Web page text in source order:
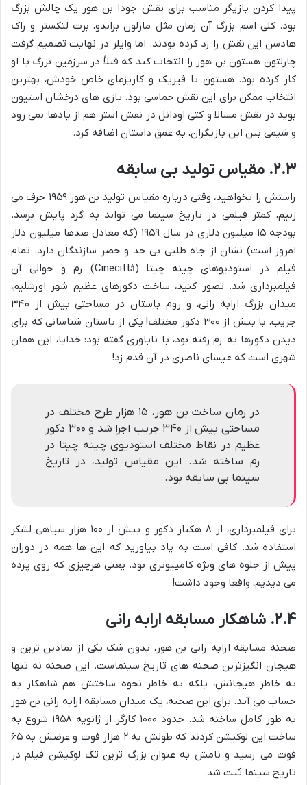
پیدا کردن بازیگر مناسب برای نقش جودا بن هور یک چالش بزرگ
بود. کلی اسم بزرگ آن زمان مثل مارلون براندو، برت لنکستر و راک
هادسن این نقش را رد کرده بودند. اما وایلر در نهایت تصمیم گرفت
چارلتون هستون بن هور را انتخاب کند که قبلاً در سرزمین بزرگ با او
کار کرده بود. هستون با فیزیک و کاریزمای خاص خودش، بهترین
انتخاب ممکن برای این نقش حماسی بود. بازی های درخشان استیون
بوید در نقش مسالا و کتی اودانل در نقش استر هم از یادها نمی رود
و شیمی بین این بازیگران، به عمق داستان اضافه کرد.
۲.۳. مقیاس تولید بی سابقه
راستش را بخواهید، وقتی درباره مقیاس تولید بن هور ۱۹۵۹ حرف می
زنیم، کمتر فیلمی در تاریخ سینما می تواند به گرد پایش برسد.
بودجه ۱۵ میلیون دلاری در سال ۱۹۵۹ (که معادل صدها میلیون دلار
امروز است) نشان از جاه طلبی بی حد و حصر سازندگان دارد. تمام
فیلم در استودیوهای چینه چیتا (Cinecittà) رم و حوالی آن
فیلمبرداری شد. تصور کنید، ساخت دکورهای عظیم شهر اورشلیم،
میدان بزرگ ارابه رانی، و روم باستان در مساحتی بیش از ۳۴۰
جریب، با بیش از ۳۰۰ دکور مختلف! یکی از باستان شناسانی که برای
دیدن دکورها به رم رفته بود، با ناباوری گفته بود: خدایا، این همان
شهری است که عیسای ناصری در آن قدم زد!
در زمان ساخت بن هور، ۱۵ هزار طرح مختلف در
مساحتی بیش از ۳۴۰ جریب اجرا شد و ۳۰۰ دکور
عظیم در نقاط مختلف استودیوی چینه چیتا در
رم ساخته شد. این مقیاس تولید، در تاریخ
سینما بی سابقه بود.
برای فیلمبرداری، از ۸ هکتار دکور و بیش از ۱۰۰ هزار سیاهی لشکر
استفاده شد. کافی است به یاد بیاورید که این ها همه در دوران
پیش از جلوه های ویژه کامپیوتری بود. یعنی هرچیزی که روی پرده
می دیدیم، واقعا وجود داشت!
۲.۴. شاهکار مسابقه ارابه رانی
صحنه مسابقه ارابه رانی بن هور، بدون شک یکی از نمادین ترین و
هیجان انگیزترین صحنه های تاریخ سینماست. این صحنه نه تنها
به خاطر هیجانش، بلکه به خاطر نحوه ساختش هم شاهکار به
حساب می آید. برای این صحنه، یک میدان مسابقه ارابه رانی بن هور
به طور کامل ساخته شد. حدود ۱۰۰۰ کارگر از ژانویه ۱۹۵۸ شروع به
ساخت این لوکیشن کردند که طولش به ۲ هزار فوت و عرضش به ۶۵
فوت می رسید و نامش به عنوان بزرگ ترین تک لوکیشن فیلم در
تاریخ سینما ثبت شد.